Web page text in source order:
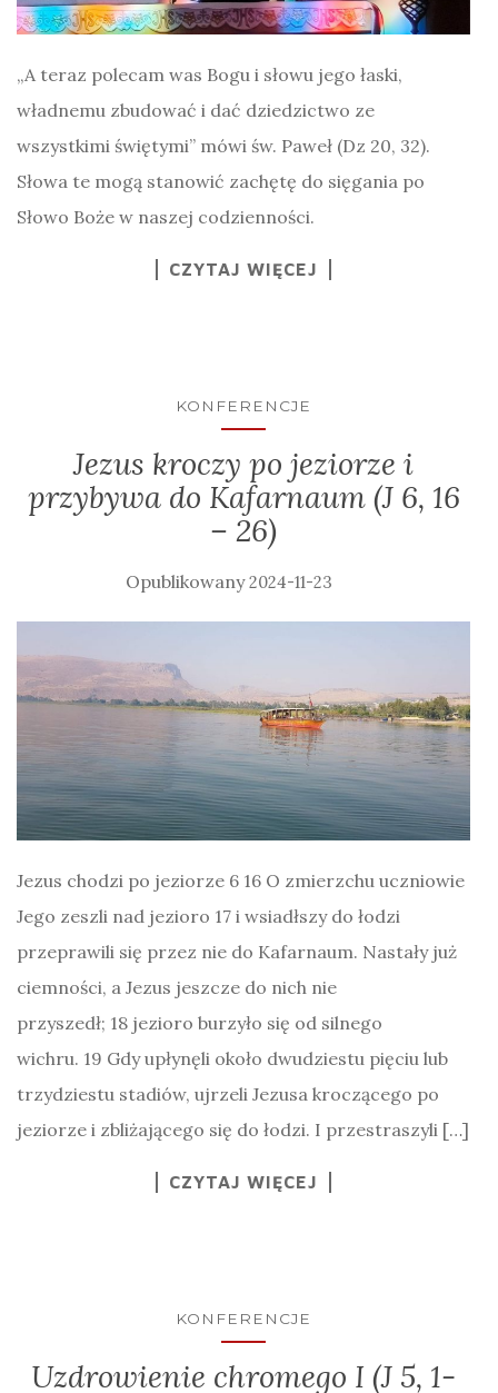
„A teraz polecam was Bogu i słowu jego łaski,
władnemu zbudować i dać dziedzictwo ze
wszystkimi świętymi” mówi św. Paweł (Dz 20, 32).
Słowa te mogą stanowić zachętę do sięgania po
Słowo Boże w naszej codzienności.
CZYTAJ WIĘCEJ
KONFERENCJE
Jezus kroczy po jeziorze i
przybywa do Kafarnaum (J 6, 16
– 26)
2024-11-23
Jezus chodzi po jeziorze 6 16 O zmierzchu uczniowie
Jego zeszli nad jezioro 17 i wsiadłszy do łodzi
przeprawili się przez nie do Kafarnaum. Nastały już
ciemności, a Jezus jeszcze do nich nie
przyszedł; 18 jezioro burzyło się od silnego
wichru. 19 Gdy upłynęli około dwudziestu pięciu lub
trzydziestu stadiów, ujrzeli Jezusa kroczącego po
jeziorze i zbliżającego się do łodzi. I przestraszyli […]
CZYTAJ WIĘCEJ
KONFERENCJE
Uzdrowienie chromego I (J 5, 1-